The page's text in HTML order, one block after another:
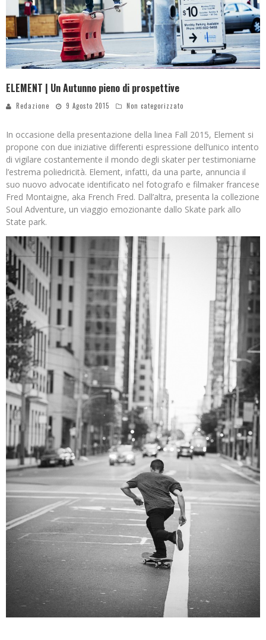
ELEMENT | Un Autunno pieno di prospettive
Redazione 9 Agosto 2015 Non categorizzato
In occasione della presentazione della linea Fall 2015, Element si
propone con due iniziative differenti espressione dell’unico intento
di vigilare costantemente il mondo degli skater per testimoniarne
l’estrema poliedricità. Element, infatti, da una parte, annuncia il
suo nuovo advocate identificato nel fotografo e filmaker francese
Fred Montaigne, aka French Fred. Dall’altra, presenta la collezione
Soul Adventure, un viaggio emozionante dallo Skate park allo
State park.